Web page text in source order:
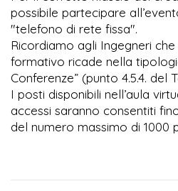
possibile partecipare
"telefono di rete fissa".
Ricordiamo agli Ingegneri
formativo ricade nella
Conferenze” (punto 4.5.4. del
I posti disponibili nell’aula
accessi saranno consentiti
del numero massimo di 1000